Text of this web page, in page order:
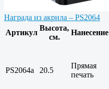
Награда из акрила – PS2064
Артикул
Высота,
см.
Нанесение
PS2064a 20.5
Прямая
печать